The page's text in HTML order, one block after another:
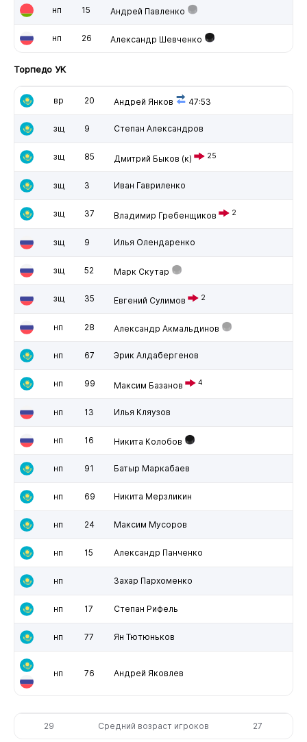
нп 15 Андрей Павленко
нп 26 Александр Шевченко
Торпедо УК
вр 20 Андрей Янков 47:53
зщ 9 Степан Александров
зщ 85 Дмитрий Быков (к) 25
зщ 3 Иван Гавриленко
зщ 37 Владимир Гребенщиков 2
зщ 9 Илья Олендаренко
зщ 52 Марк Скутар
зщ 35 Евгений Сулимов 2
нп 28 Александр Акмальдинов
нп 67 Эрик Алдабергенов
нп 99 Максим Базанов 4
нп 13 Илья Кляузов
нп 16 Никита Колобов
нп 91 Батыр Маркабаев
нп 69 Никита Мерзликин
нп 24 Максим Мусоров
нп 15 Александр Панченко
нп Захар Пархоменко
нп 17 Степан Рифель
нп 77 Ян Тютюньков
нп 76 Андрей Яковлев
29 Средний возраст игроков 27